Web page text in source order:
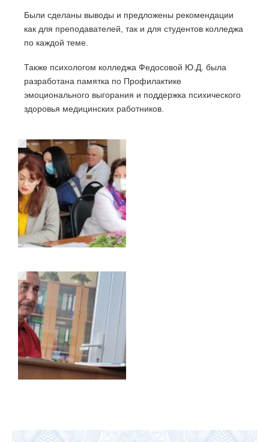
Были сделаны выводы и предложены рекомендации
как для преподавателей, так и для студентов колледжа
по каждой теме.
Также психологом колледжа Федосовой Ю.Д. была
разработана памятка по Профилактике
эмоционального выгорания и поддержка психического
здоровья медицинских работников.